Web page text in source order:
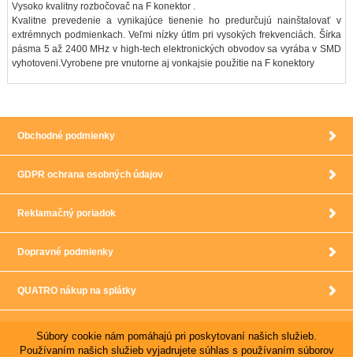
Vysoko kvalitny rozbočovač na F konektor .
Kvalitne prevedenie a vynikajúce tienenie ho predurčujú nainštalovať v
extrémnych podmienkach. Veľmi nízky útlm pri vysokých frekvenciách. Šírka
pásma 5 až 2400 MHz v high-tech elektronických obvodov sa vyrába v SMD
vyhotoveni.Vyrobene pre vnutorne aj vonkajsie použitie na F konektory
Obchodné podmienky
GDPR ochrana osobných údajov
Reklamačný poriadok
Dopravné podmienky
QUATRO nákup na splátky
Mapa webu
Súbory cookie nám pomáhajú pri poskytovaní našich služieb.
Používaním našich služieb vyjadrujete súhlas s používaním súborov